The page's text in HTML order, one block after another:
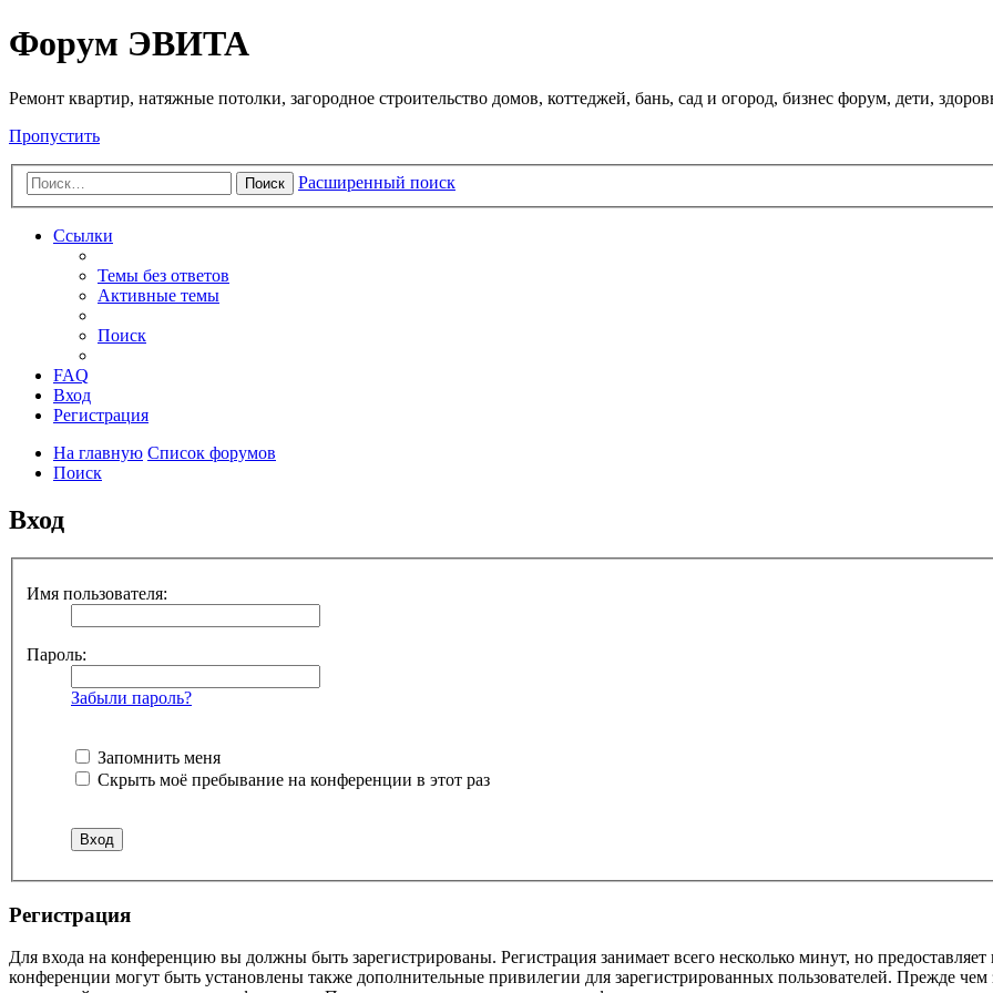
Регистрация
Форум ЭВИТА
Ремонт квартир, натяжные потолки, загородное строительство домов, коттеджей, бань, сад и огород, бизнес форум, дети,
Пропустить
Поиск Расширенный поиск
Ссылки
Темы без ответов
Активные темы
Поиск
FAQ
Вход
Регистрация
На главную Список форумов
Поиск
Вход
Имя пользователя:
Пароль:
Забыли пароль?
Запомнить меня
Скрыть моё пребывание на конференции в этот раз
Регистрация
Для входа на конференцию вы должны быть зарегистрированы. Регистрация занимает всего несколько минут, но
конференции могут быть установлены также дополнительные привилегии для зарегистрированных пользователей. Прежде чем